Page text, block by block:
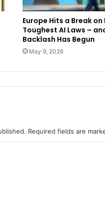
Europe Hits a Break on
Toughest AI Laws –
Backlash Has Begun
May 9, 2026
Required fields are